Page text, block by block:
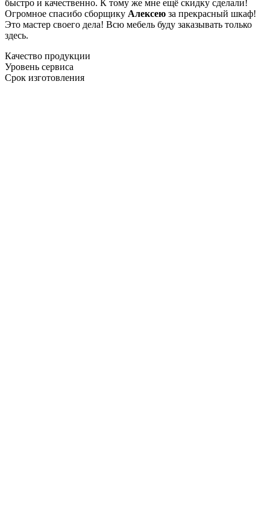
быстро и качественно. К тому же мне ещё скидку сделали!
Огромное спасибо сборщику Алексею за прекрасный шкаф!
Это мастер своего дела! Всю мебель буду заказывать только
здесь.
Качество продукции
Уровень сервиса
Срок изготовления